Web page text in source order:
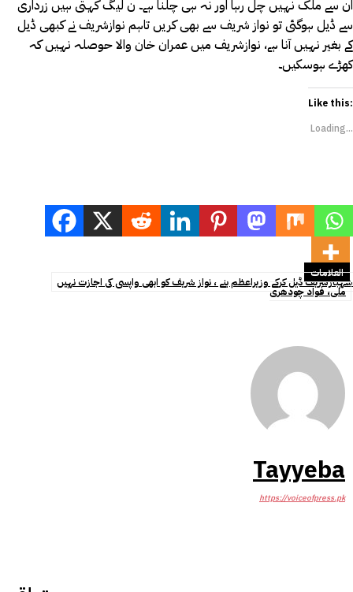
ان سے ملک نہیں چل رہا اور نہ ہی چلنا ہے۔ ن لیگ کہتی ہیں زرداری
سے ڈیل ہوگئی تو نواز شریف سے بھی کریں تاہم نوازشریف نے کبھی ڈیل
کے بغیر نہیں آنا ہے، نوازشریف میں عمران خان والا حوصلہ نہیں کہ
کھڑے ہوسکیں۔
Like this:
Loading...
العلامات
شہبازشریف ڈیل کرکے وزیراعظم بنے ، نواز شریف کو ابھی واپسی کی اجازت نہیں
ملی، فواد چودھری
Tayyeba
https://voiceofpress.pk